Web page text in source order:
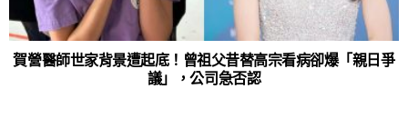
賀營醫師世家背景遭起底！曾祖父昔替高宗看病卻爆「親日爭
議」，公司急否認